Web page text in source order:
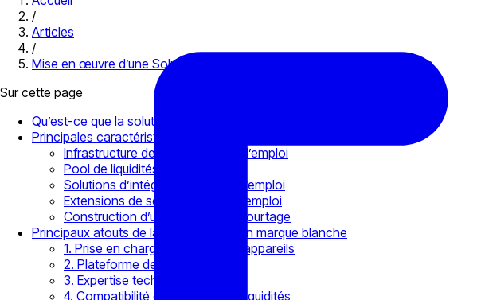
/
Articles
/
Mise en œuvre d’une Solution MT4 en Marque Blanche – Guide pratique
Sur cette page
Qu’est-ce que la solution en marque blanche MetaTrader 4 ?
Principales caractéristiques de la solution MT4 en marque blanche
Infrastructure de serveur prête à l’emploi
Pool de liquidités prêt à l’emploi
Solutions d’intégration prêtes à l’emploi
Extensions de serveur prêtes à l’emploi
Construction d’une solution de courtage
Principaux atouts de la solution MT4 en marque blanche
1. Prise en charge de nombreux appareils
2. Plateforme de marque
3. Expertise technique
4. Compatibilité des sources de liquidités